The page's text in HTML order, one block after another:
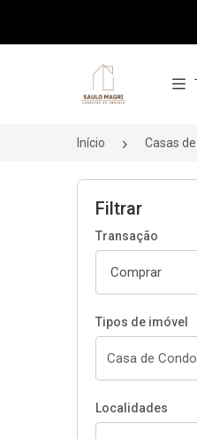
Página inicial
Início Casas
Filtrar
Transação
Tipos de imóvel
Localidades